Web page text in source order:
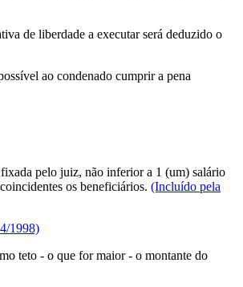
de liberdade a executar será deduzido o
ao condenado cumprir a pena
pelo juiz, não inferior a 1 (um) salário
os beneficiários. (Incluído pela
1998)
teto - o que for maior - o montante do